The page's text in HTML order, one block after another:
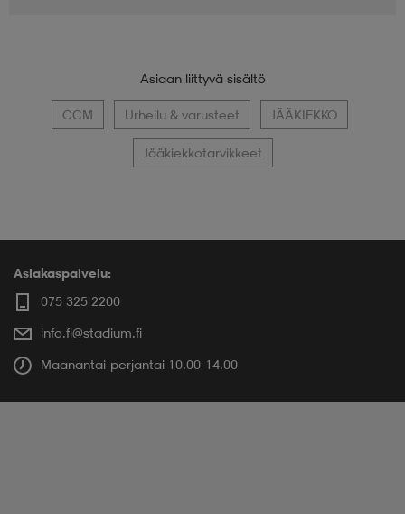
Asiaan liittyvä sisältö
CCM Urheilu & varusteet JÄÄKIEKKO
Jääkiekkotarvikkeet
Asiakaspalvelu:
075 325 2200
info.fi@stadium.fi
Maanantai-perjantai 10.00-14.00